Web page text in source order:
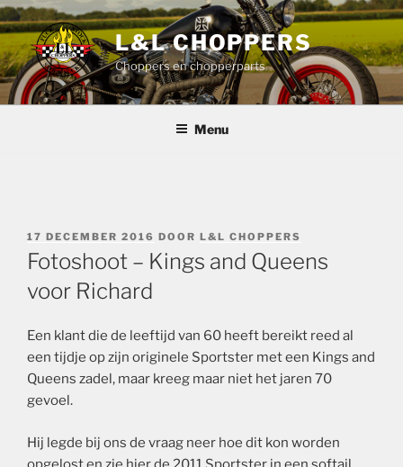
Ga
naar
de
inhoud
L&L CHOPPERS
Choppers en chopperparts
Menu
GEPLAATST
OP
17 DECEMBER 2016 DOOR L&L CHOPPERS
Fotoshoot – Kings and Queens
voor Richard
Een klant die de leeftijd van 60 heeft bereikt reed al
een tijdje op zijn originele Sportster met een Kings and
Queens zadel, maar kreeg maar niet het jaren 70
gevoel.
Hij legde bij ons de vraag neer hoe dit kon worden